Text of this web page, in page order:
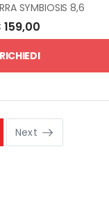
SYMBIOSIS 8,6
159,00
RICHIEDI
Next